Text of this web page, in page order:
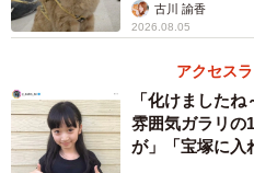
古川 諭香
2026.08.05
アクセス
「化けました
雰囲気ガラリ
が」「宝塚に入